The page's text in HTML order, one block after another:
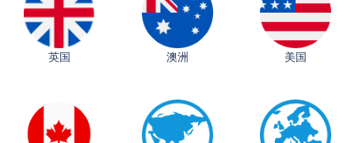
英国 澳洲 美国